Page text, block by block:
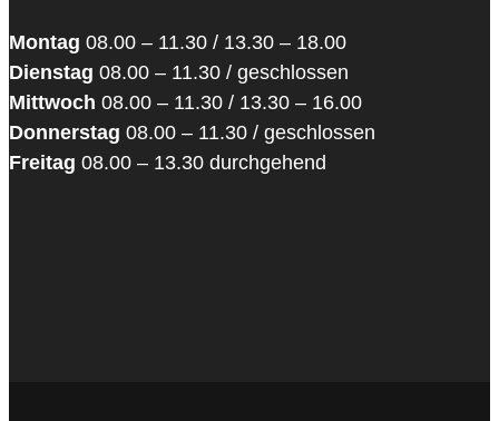
Montag 08.00 – 11.30 / 13.30 – 18.00
Dienstag 08.00 – 11.30 / geschlossen
Mittwoch 08.00 – 11.30 / 13.30 – 16.00
Donnerstag 08.00 – 11.30 / geschlossen
Freitag 08.00 – 13.30 durchgehend